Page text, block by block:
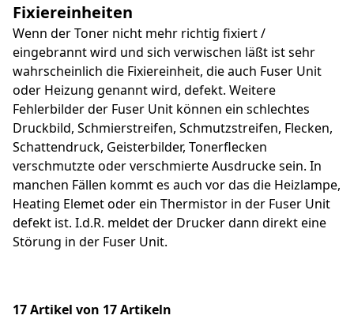
Fixiereinheiten
Wenn der Toner nicht mehr richtig fixiert /
eingebrannt wird und sich verwischen läßt ist sehr
wahrscheinlich die Fixiereinheit, die auch Fuser Unit
oder Heizung genannt wird, defekt. Weitere
Fehlerbilder der Fuser Unit können ein schlechtes
Druckbild, Schmierstreifen, Schmutzstreifen, Flecken,
Schattendruck, Geisterbilder, Tonerflecken
verschmutzte oder verschmierte Ausdrucke sein. In
manchen Fällen kommt es auch vor das die Heizlampe,
Heating Elemet oder ein Thermistor in der Fuser Unit
defekt ist. I.d.R. meldet der Drucker dann direkt eine
Störung in der Fuser Unit.
17 Artikel von 17 Artikeln